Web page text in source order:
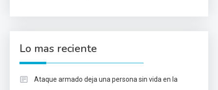
Lo mas reciente
Ataque armado deja una persona sin vida en la